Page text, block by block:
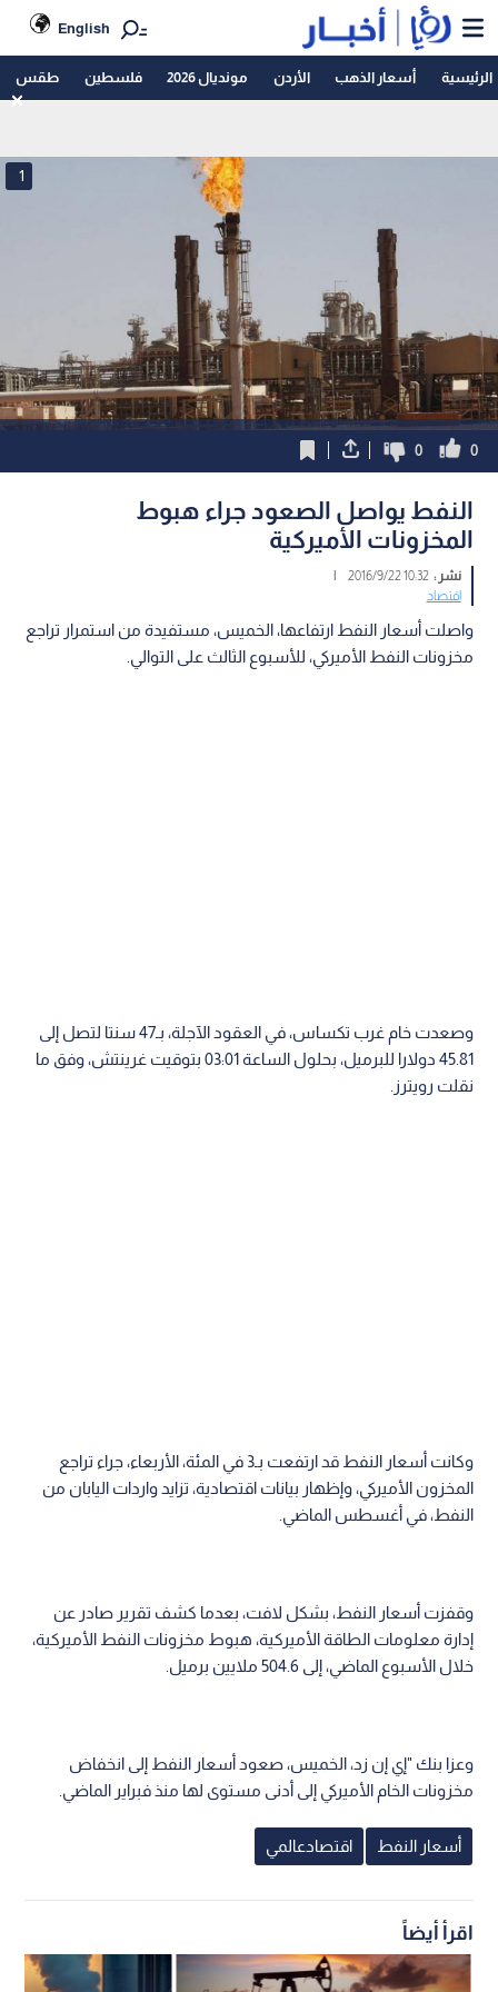
English
الرئيسية أسعار الذهب الأردن مونديال 2026 فلسطين طقس
1
0
0
النفط يواصل الصعود جراء هبوط
المخزونات الأميركية
نشر :10:32 2016/9/22
|
اقتصاد
واصلت أسعار النفط ارتفاعها، الخميس، مستفيدة من استمرار تراجع
مخزونات النفط الأميركي، للأسبوع الثالث على التوالي.
وصعدت خام غرب تكساس، في العقود الآجلة، بـ47 سنتا لتصل إلى
45.81 دولارا للبرميل، بحلول الساعة 03:01 بتوقيت غرينتش، وفق ما
نقلت رويترز.
وكانت أسعار النفط قد ارتفعت بـ3 في المئة، الأربعاء، جراء تراجع
المخزون الأميركي، وإظهار بيانات اقتصادية، تزايد واردات اليابان من
النفط، في أغسطس الماضي.
وقفزت أسعار النفط، بشكل لافت، بعدما كشف تقرير صادر عن
إدارة معلومات الطاقة الأميركية، هبوط مخزونات النفط الأميركية،
خلال الأسبوع الماضي، إلى 504.6 ملايين برميل.
وعزا بنك "إي إن زد، الخميس، صعود أسعار النفط إلى انخفاض
مخزونات الخام الأميركي إلى أدنى مستوى لها منذ فبراير الماضي.
أسعار النفط اقتصادعالمي
اقرأ أيضاً